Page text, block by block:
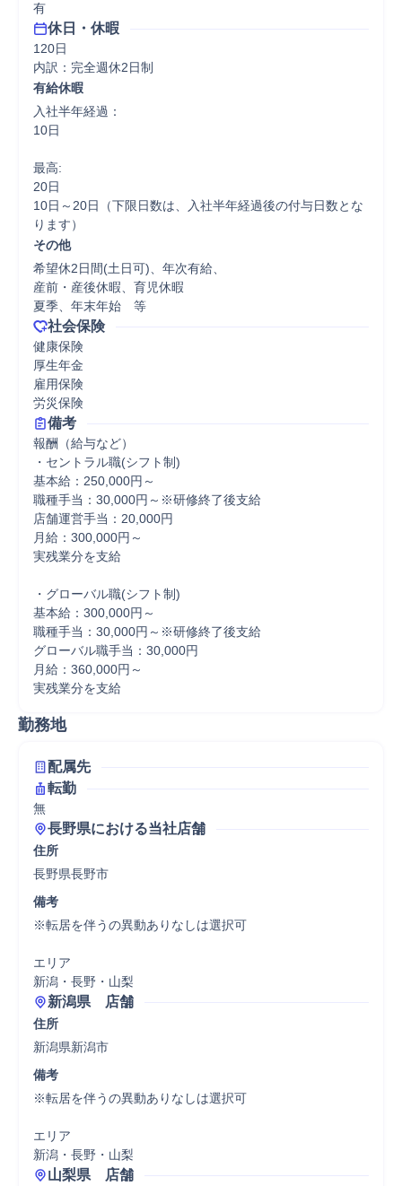
有
休日・休暇
120日
内訳：完全週休2日制
有給休暇
入社半年経過：
10日
最高:
20日
10日～20日（下限日数は、入社半年経過後の付与日数とな
ります）
その他
希望休2日間(土日可)、年次有給、
産前・産後休暇、育児休暇
夏季、年末年始　等
社会保険
健康保険
厚生年金
雇用保険
労災保険
備考
報酬（給与など）
・セントラル職(シフト制)
基本給：250,000円～
職種手当：30,000円～※研修終了後支給
店舗運営手当：20,000円
月給：300,000円～
実残業分を支給
・グローバル職(シフト制)
基本給：300,000円～
職種手当：30,000円～※研修終了後支給
グローバル職手当：30,000円
月給：360,000円～
勤務地
配属先
転勤
無
長野県における当社店舗
住所
長野県長野市
備考
※転居を伴うの異動ありなしは選択可
エリア
新潟・長野・山梨
新潟県　店舗
住所
新潟県新潟市
備考
※転居を伴うの異動ありなしは選択可
エリア
新潟・長野・山梨
山梨県　店舗